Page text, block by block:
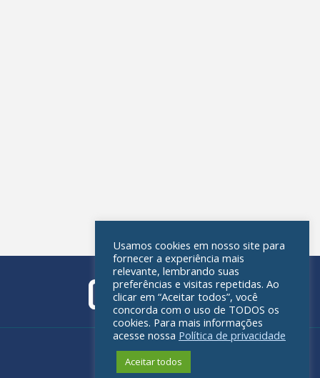
Política de privacidade
Usamos cookies em nosso site para
fornecer a experiência mais
relevante, lembrando suas
preferências e visitas repetidas. Ao
clicar em “Aceitar todos”, você
concorda com o uso de TODOS os
cookies. Para mais informações
acesse nossa Política de privacidade
Aceitar todos